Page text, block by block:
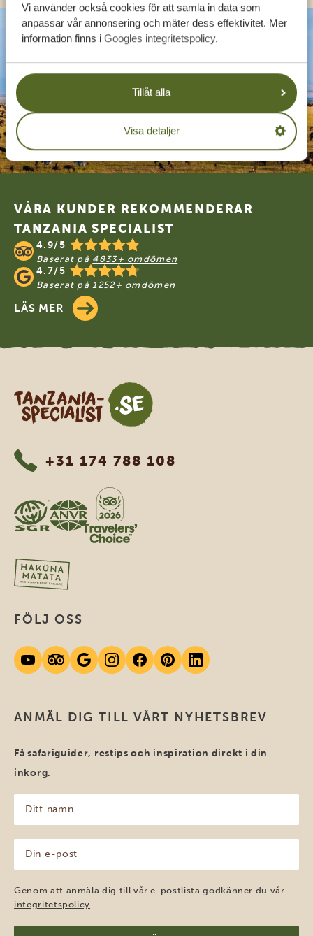
Vi använder också cookies för att samla in data som
anpassar vår annonsering och mäter dess effektivitet. Mer
information finns i Googles integritetspolicy.
Tillåt alla
Visa detaljer
Footer
VÅRA KUNDER REKOMMENDERAR
TANZANIA SPECIALIST
4.9/5
Baserat på 4833+ omdömen
4.7/5
Baserat på 1252+ omdömen
LÄS MER
Tanzania Specialist
+31 174 788 108
ANMÄL DIG TILL VÅRT NYHETSBREV
Få safariguider, restips och inspiration direkt i din
inkorg.
namn
(Obligatoriskt)
post
(Obligatoriskt)
Genom att anmäla dig till vår e-postlista godkänner du vår
integritetspolicy
FÖLJ OSS